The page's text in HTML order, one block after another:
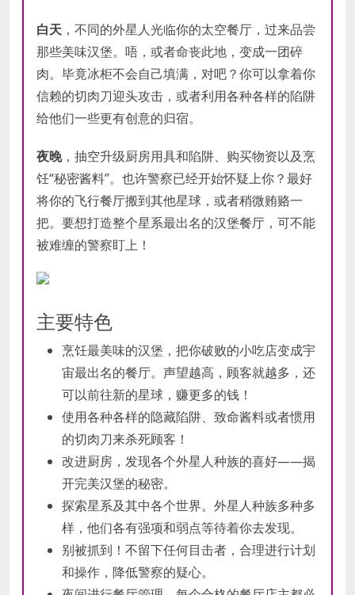
Optimized for 16:9 aspect ratios.
白天 ，不同的外星人光临你的太空餐厅，过来品尝
那些美味汉堡。唔，或者命丧此地，变成一团碎
肉。毕竟冰柜不会自己填满，对吧？你可以拿着你
信赖的切肉刀迎头攻击，或者利用各种各样的陷阱
给他们一些更有创意的归宿。
夜晚，抽空升级厨房用具和陷阱、购买物资以及烹
饪“秘密酱料”。也许警察已经开始怀疑上你？最好
将你的飞行餐厅搬到其他星球，或者稍微贿赂一
把。要想打造整个星系最出名的汉堡餐厅，可不能
被难缠的警察盯上！
主要特色
烹饪最美味的汉堡，把你破败的小吃店变成宇
宙最出名的餐厅。声望越高，顾客就越多，还
可以前往新的星球，赚更多的钱！
使用各种各样的隐藏陷阱、致命酱料或者惯用
的切肉刀来杀死顾客！
改进厨房，发现各个外星人种族的喜好——揭
开完美汉堡的秘密。
探索星系及其中各个世界。外星人种族多种多
样，他们各有强项和弱点等待着你去发现。
别被抓到！不留下任何目击者，合理进行计划
和操作，降低警察的疑心。